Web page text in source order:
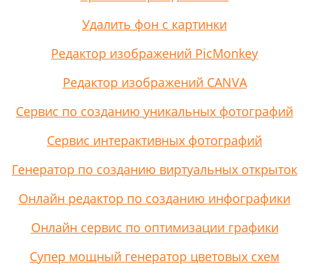
Удалить фон с картинки
Редактор изображений PicMonkey
Редактор изображений CANVA
Сервис по созданию уникальных фотографий
Сервис интерактивных фотографий
Генератор по созданию виртуальных открыток
Онлайн редактор по созданию инфографики
Онлайн сервис по оптимизации графики
Супер мощный генератор цветовых схем